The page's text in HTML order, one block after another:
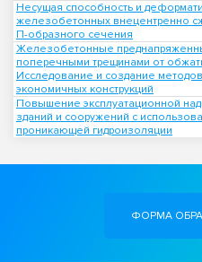
Несущая способность и
железобетонных внецентренно
П-образного сечения
Железобетонные
поперечными трещинами от
Исследование и создание
экономичных конструкций
Повышение эксплуатационной
зданий и сооружений с
проникающей гидроизоляции
ФОРМА